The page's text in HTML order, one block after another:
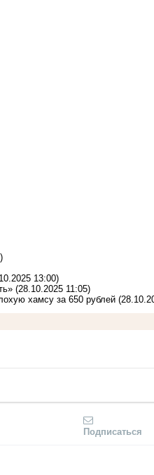
13:00)
(28.10.2025 11:05)
хамсу за 650 рублей
Подписаться